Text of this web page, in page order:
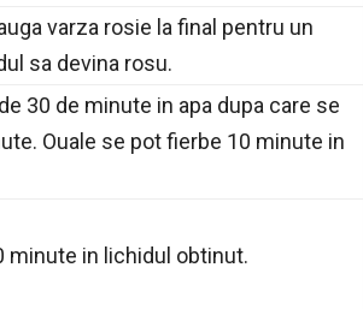
varza rosie la final pentru un
sa devina rosu.
30 de minute in apa dupa care se
Ouale se pot fierbe 10 minute in
minute in lichidul obtinut.